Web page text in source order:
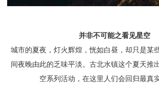
并非不可能之看见星空
城市的夏夜，灯火辉煌，恍如白昼，却只是某
间夜晚由此的乏味平淡。古北水镇这个夏天推
空系列活动，在这里人们会回归最真